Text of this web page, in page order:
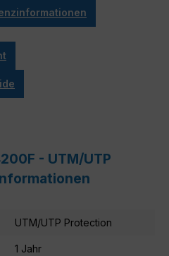
- UTM/UTP
UTM/UTP Protection
1 Jahr